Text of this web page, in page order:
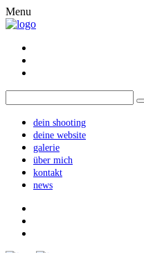
Menu
dein shooting
deine website
galerie
über mich
kontakt
news